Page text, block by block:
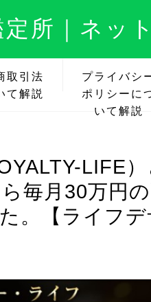
所｜ネッ
取引法
て解説
プライバシ
ポリシーに
いて解説
LIFE）
毎月30万円
。【ライフ